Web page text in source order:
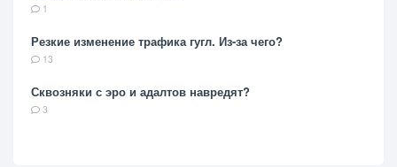
1
Резкие изменение трафика гугл. Из-за чего?
13
Сквозняки с эро и адалтов навредят?
3